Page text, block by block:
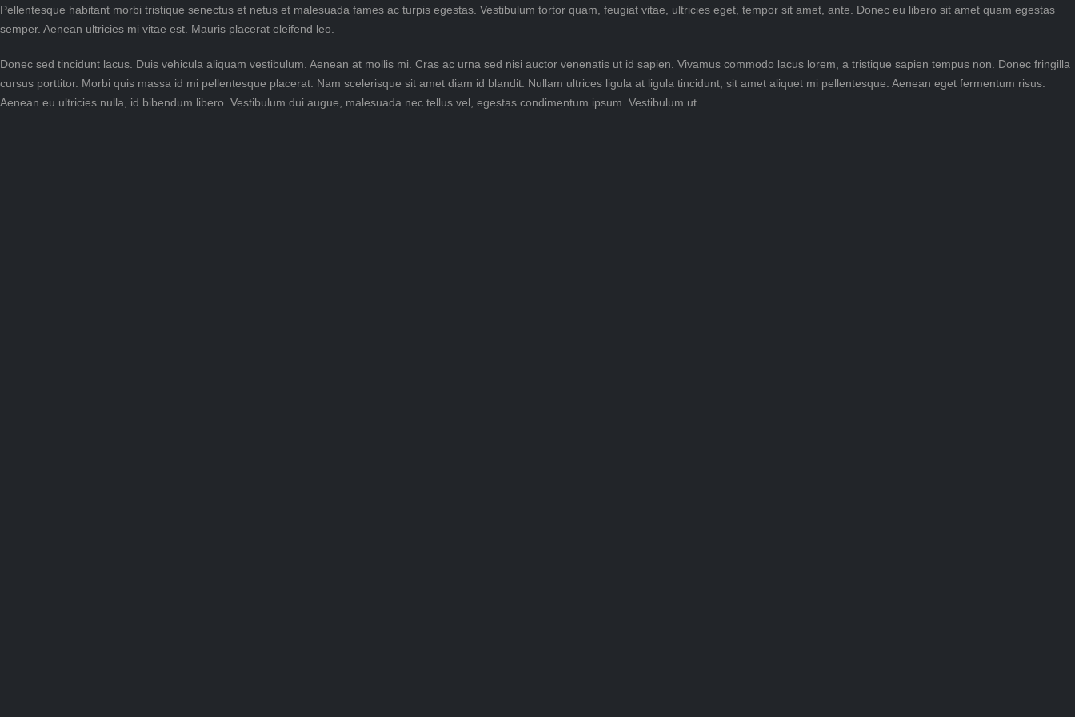
Pellentesque habitant morbi tristique senectus et netus et malesuada fames ac turpis egestas. Vestibulum tortor quam, feugiat vitae, ultricies eget, tempor sit amet, ante. Donec eu libero sit amet quam egestas
semper. Aenean ultricies mi vitae est. Mauris placerat eleifend leo.
Donec sed tincidunt lacus. Duis vehicula aliquam vestibulum. Aenean at mollis mi. Cras ac urna sed nisi auctor venenatis ut id sapien. Vivamus commodo lacus lorem, a tristique sapien tempus non. Donec fringilla
cursus porttitor. Morbi quis massa id mi pellentesque placerat. Nam scelerisque sit amet diam id blandit. Nullam ultrices ligula at ligula tincidunt, sit amet aliquet mi pellentesque. Aenean eget fermentum risus.
Aenean eu ultricies nulla, id bibendum libero. Vestibulum dui augue, malesuada nec tellus vel, egestas condimentum ipsum. Vestibulum ut.